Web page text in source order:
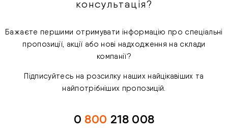
консультація?
Бажаєте першими отримувати інформацію про спеціальні
пропозиції, акції або нові надходження на склади
компанії?
Підписуйтесь на розсилку наших найцікавіших та
найпотрібніших пропозицій.
0 800 218 008